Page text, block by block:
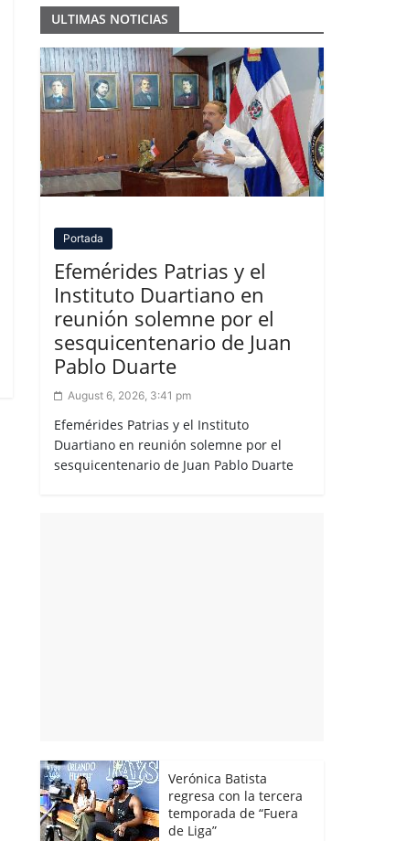
ULTIMAS NOTICIAS
Portada
Efemérides Patrias y el
Instituto Duartiano en
reunión solemne por el
sesquicentenario de Juan
Pablo Duarte
August 6, 2026, 3:41 pm
Efemérides Patrias y el Instituto
Duartiano en reunión solemne por el
sesquicentenario de Juan Pablo Duarte
Verónica Batista
regresa con la tercera
temporada de “Fuera
de Liga”